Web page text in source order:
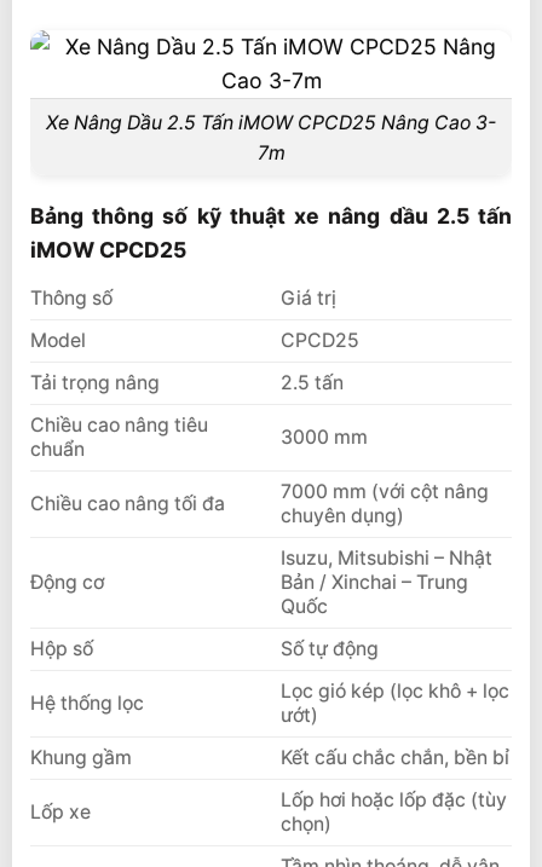
Thiết kế khung gầm và hệ thống lọc hiện
Khung gầm chắc chắn và lốp tùy chọn
Thiết kế tối ưu, tầm nhìn thoáng cho người
lái
Siêu thị xe nâng EP – Kho bãi toàn quốc
Liên hệ mua sản phẩm
Xe Nâng Dầu 2.5 Tấn iMOW CPCD25 Nâng Cao 3-
7m
Bảng thông số kỹ thuật xe nâng dầu 2.5 tấn
iMOW CPCD25
Thông số
Giá trị
Model
CPCD25
Tải trọng nâng
2.5 tấn
Chiều cao nâng tiêu
chuẩn
3000 mm
Chiều cao nâng tối đa
7000 mm (với cột nâng
chuyên dụng)
Động cơ
Isuzu, Mitsubishi – Nhật
Bản / Xinchai – Trung
Quốc
Hộp số
Số tự động
Hệ thống lọc
Lọc gió kép (lọc khô + lọc
ướt)
Khung gầm
Kết cấu chắc chắn, bền bỉ
Lốp xe
Lốp hơi hoặc lốp đặc (tùy
chọn)